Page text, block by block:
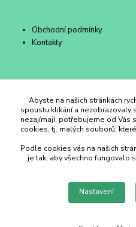
Obchodní podmínky
Kontakty
Duhový Ateliér Kroměříž
+420 734 258 002
duhovyatelier@email.cz
Abyste na našich stránkách
spoustu klikání a nezobrazovaly
nezajímají, potřebujeme od Vás
cookies, tj. malých souborů,
Podle cookies vás na našich
je tak, aby všechno fungovalo
Nastavení